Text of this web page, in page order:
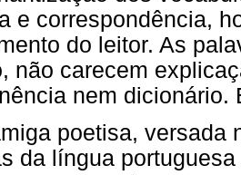
e correspondência,
do leitor. As
não carecem
nem dicionário.
poetisa, versada
da língua